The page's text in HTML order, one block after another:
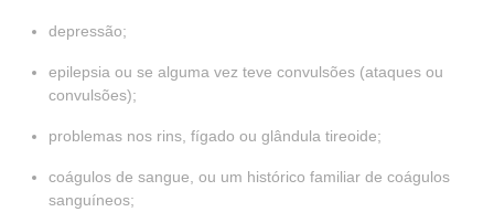
depressão;
epilepsia ou se alguma vez teve convulsões (ataques ou
convulsões);
problemas nos rins, fígado ou glândula tireoide;
coágulos de sangue, ou um histórico familiar de coágulos
sanguíneos;